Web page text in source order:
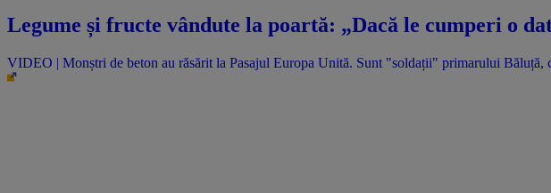
Legume și fructe vândute la poartă: „Dacă le cumperi o
VIDEO | Monștri de beton au răsărit la Pasajul Europa Unită. Sunt "soldații" primarului Băluță,